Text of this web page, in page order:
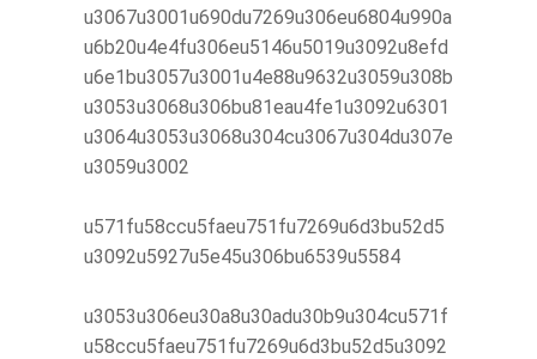
u3067u3001u690du7269u306eu6804u990a
u6b20u4e4fu306eu5146u5019u3092u8efd
u6e1bu3057u3001u4e88u9632u3059u308b
u3053u3068u306bu81eau4fe1u3092u6301
u3064u3053u3068u304cu3067u304du307e
u3059u3002
u571fu58ccu5faeu751fu7269u6d3bu52d5
u3092u5927u5e45u306bu6539u5584
u3053u306eu30a8u30adu30b9u304cu571f
u58ccu5faeu751fu7269u6d3bu52d5u3092